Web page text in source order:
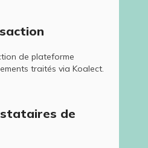
de plateforme
traités via Koalect.
de